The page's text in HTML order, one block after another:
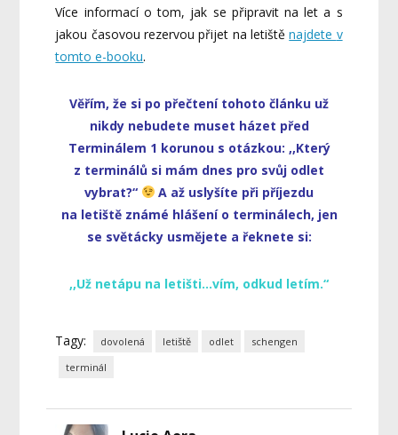
Více informací o tom, jak se připravit na let a s
jakou časovou rezervou přijet na letištěnajdete v
tomto e-booku.
Věřím, že si po přečtení tohoto článku už
nikdy nebudete muset házet před
Terminálem 1 korunou s otázkou: ,,Který
z terminálů si mám dnes pro svůj odlet
vybrat?“
A až uslyšíte při příjezdu
na letiště známé hlášení o terminálech, jen
se světácky usmějete a řeknete si:
,,Už netápu na letišti…vím, odkud letím.“
Tagy: dovolená letiště odlet
schengen
terminál